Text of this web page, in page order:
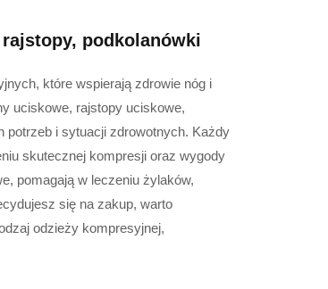
podkolanówki
które wspierają zdrowie nóg i
uciskowe, rajstopy uciskowe,
potrzeb i sytuacji zdrowotnych. Każdy
skutecznej kompresji oraz wygody
pomagają w leczeniu żylaków,
się na zakup, warto
odzieży kompresyjnej,